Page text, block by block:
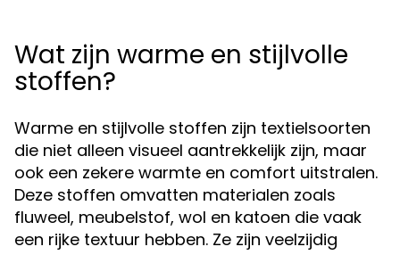
Wat zijn warme en stijlvolle
stoffen?
Warme en stijlvolle stoffen zijn textielsoorten
die niet alleen visueel aantrekkelijk zijn, maar
ook een zekere warmte en comfort uitstralen.
Deze stoffen omvatten materialen zoals
fluweel, meubelstof, wol en katoen die vaak
een rijke textuur hebben. Ze zijn veelzijdig